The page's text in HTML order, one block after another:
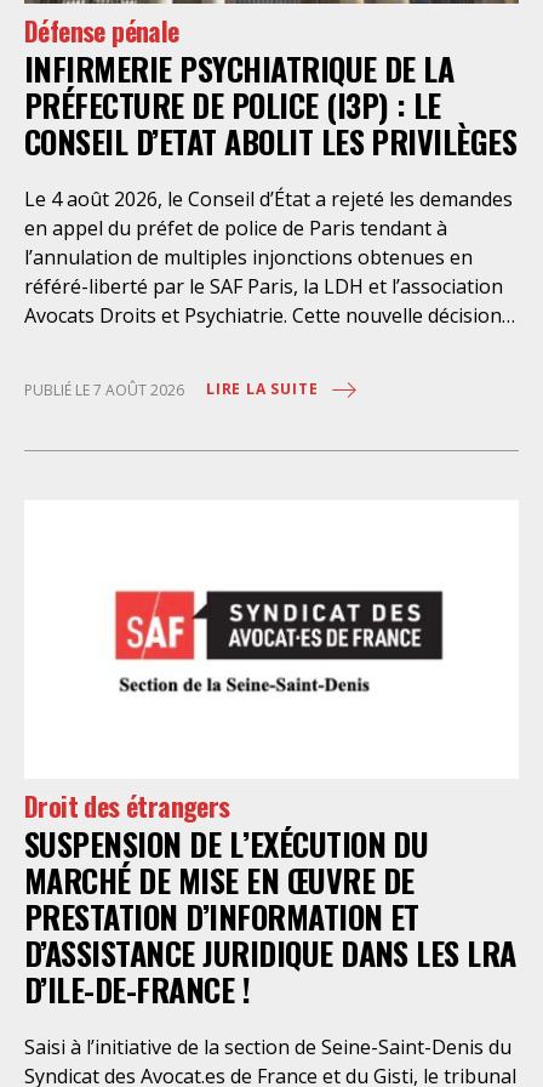
Défense pénale
INFIRMERIE PSYCHIATRIQUE DE LA
PRÉFECTURE DE POLICE (I3P) : LE
CONSEIL D’ETAT ABOLIT LES PRIVILÈGES
Le 4 août 2026, le Conseil d’État a rejeté les demandes
en appel du préfet de police de Paris tendant à
l’annulation de multiples injonctions obtenues en
référé-liberté par le SAF Paris, la LDH et l’association
Avocats Droits et Psychiatrie. Cette nouvelle décision
personnes retenues à l’infirmerie psychiatrique de la
préfecture de police de Paris. Près d’ici mais loin des
en évidence des violations graves des droits les plus
élémentaires. Saisi par le SAF Paris et la LDH, avec
l’intervention volontaire de l’association Avocats
Droits et Psychiatrie, le tribunal administratif de Paris
Paris en avait interjeté appel. Par ordonnance du 4
août dernier, le Conseil d’Etat a aboli les privilèges
dont l’infirmerie psychiatrique de la préfecture de
police a depuis trop longtemps
PUBLIÉ LE 7 AOÛT 2026 LIRE LA SUITE
Droit des étrangers
SUSPENSION DE L’EXÉCUTION DU
MARCHÉ DE MISE EN ŒUVRE DE
PRESTATION D’INFORMATION ET
D’ASSISTANCE JURIDIQUE DANS LES LRA
D’ILE-DE-FRANCE !
Saisi à l’initiative de la section de Seine-Saint-Denis du
Syndicat des Avocat.es de France et du Gisti, le tribunal